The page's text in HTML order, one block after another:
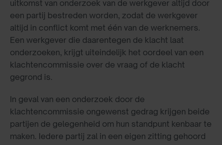
uitkomst van onderzoek van de werkgever altijd door
een partij bestreden worden, zodat de werkgever
altijd in conflict komt met één van de werknemers.
Een werkgever die daarentegen de klacht laat
onderzoeken, krijgt uiteindelijk het oordeel van een
klachtencommissie over de vraag of de klacht
gegrond is.
In geval van een onderzoek door de
klachtencommissie ongewenst gedrag krijgen beide
partijen de gelegenheid om hun standpunt kenbaar te
maken. Iedere partij zal in een eigen zitting gehoord